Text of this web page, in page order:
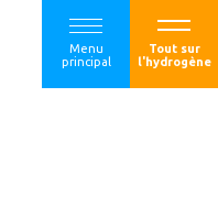
Menu
principal
Tout sur
l'hydrogène